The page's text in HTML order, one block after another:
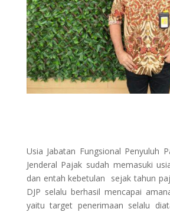
Usia Jabatan Fungsional Penyuluh
Jenderal Pajak sudah memasuki
dan entah kebetulan sejak tahun
DJP selalu berhasil mencapai
yaitu target penerimaan selalu